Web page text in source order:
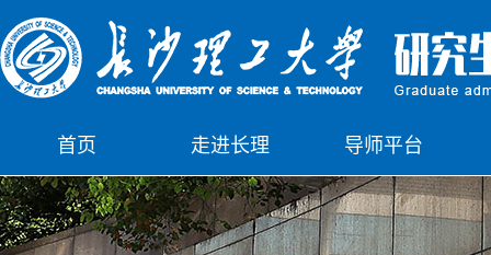
首页 走进长理 导师平台
下载中心 公示栏